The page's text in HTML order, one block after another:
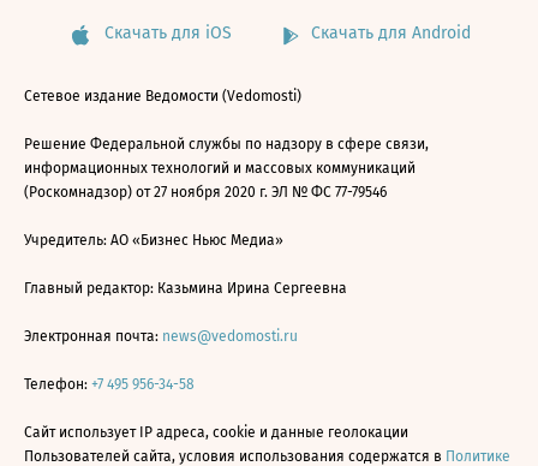
Скачать для iOS Скачать для Android
Сетевое издание Ведомости (Vedomosti)
Решение Федеральной службы по надзору в сфере связи,
информационных технологий и массовых коммуникаций
(Роскомнадзор) от 27 ноября 2020 г. ЭЛ № ФС 77-79546
Учредитель: АО «Бизнес Ньюс Медиа»
Главный редактор: Казьмина Ирина Сергеевна
Электронная почта: news@vedomosti.ru
Телефон: +7 495 956-34-58
Сайт использует IP адреса, cookie и данные геолокации
Пользователей сайта, условия использования содержатся в Политике